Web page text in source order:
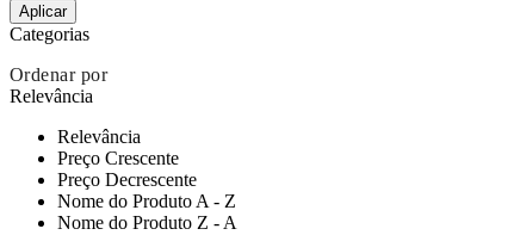
Aplicar
Categorias
Ordenar por
Relevância
Relevância
Preço Crescente
Preço Decrescente
Nome do Produto A - Z
Nome do Produto Z - A